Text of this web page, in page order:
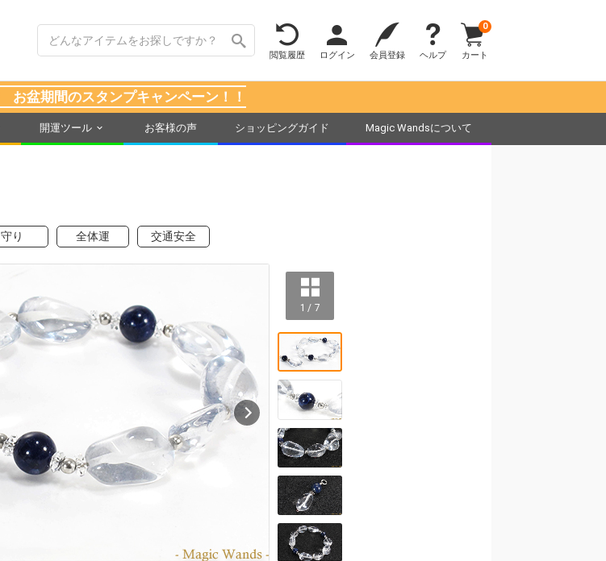
閲覧履歴 ログイン 会員登録 ヘルプ カート
0
お盆期間のスタンプキャンペーン！！
開運ツール お客様の声 ショッピングガイド Magic Wandsについて
守り 全体運 交通安全
1 / 7